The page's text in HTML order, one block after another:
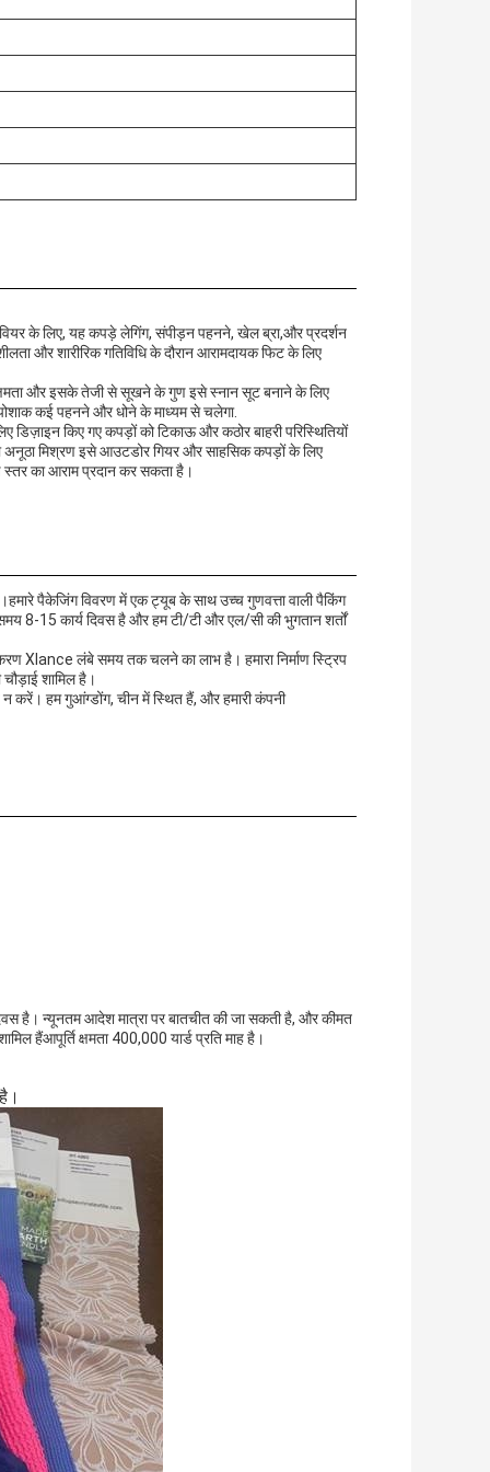
के लिए, यह कपड़े लेगिंग, संपीड़न पहनने, खेल ब्रा,और प्रदर्शन
और शारीरिक गतिविधि के दौरान आरामदायक फिट के लिए
और इसके तेजी से सूखने के गुण इसे स्नान सूट बनाने के लिए
कई पहनने और धोने के माध्यम से चलेगा.
किए गए कपड़ों को टिकाऊ और कठोर बाहरी परिस्थितियों
अनूठा मिश्रण इसे आउटडोर गियर और साहसिक कपड़ों के लिए
स्तर का आराम प्रदान कर सकता है।
पैकेजिंग विवरण में एक ट्यूब के साथ उच्च गुणवत्ता वाली पैकिंग
8-15 कार्य दिवस है और हम टी/टी और एल/सी की भुगतान शर्तों
Xlance लंबे समय तक चलने का लाभ है। हमारा निर्माण स्ट्रिप
शामिल है।
करें। हम गुआंग्डोंग, चीन में स्थित हैं, और हमारी कंपनी
है। न्यूनतम आदेश मात्रा पर बातचीत की जा सकती है, और कीमत
हैंआपूर्ति क्षमता 400,000 यार्ड प्रति माह है।